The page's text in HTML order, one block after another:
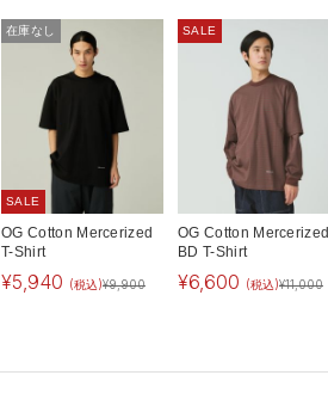
在庫なし
SALE
OG Cotton Mercerized
T-Shirt
¥5,940 (税込)¥9,900
SALE
OG Cotton Mercerized
BD T-Shirt
¥6,600 (税込)¥11,000